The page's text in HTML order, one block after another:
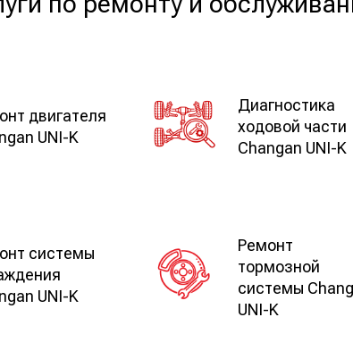
двигателя
UNI-K
Диагностика
ходовой части
Changan UNI-K
системы
UNI-K
Ремонт
тормозной
системы
UNI-K